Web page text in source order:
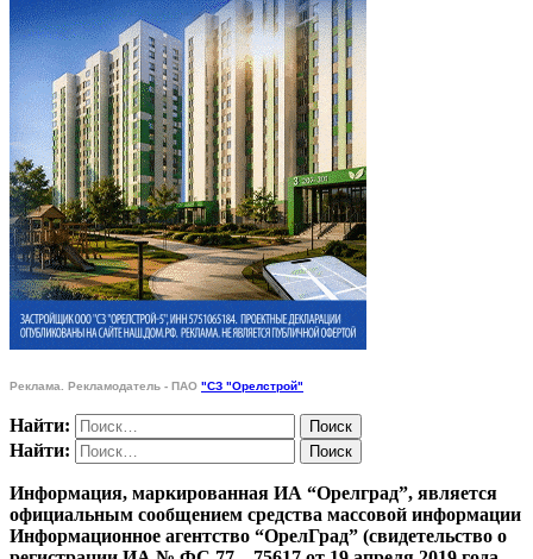
Реклама. Рекламодатель - ПАО "СЗ "Орелстрой"
Найти:
Найти:
Информация, маркированная ИА “Орелград”, является
официальным сообщением средства массовой информации
Информационное агентство “ОрелГрад” (свидетельство о